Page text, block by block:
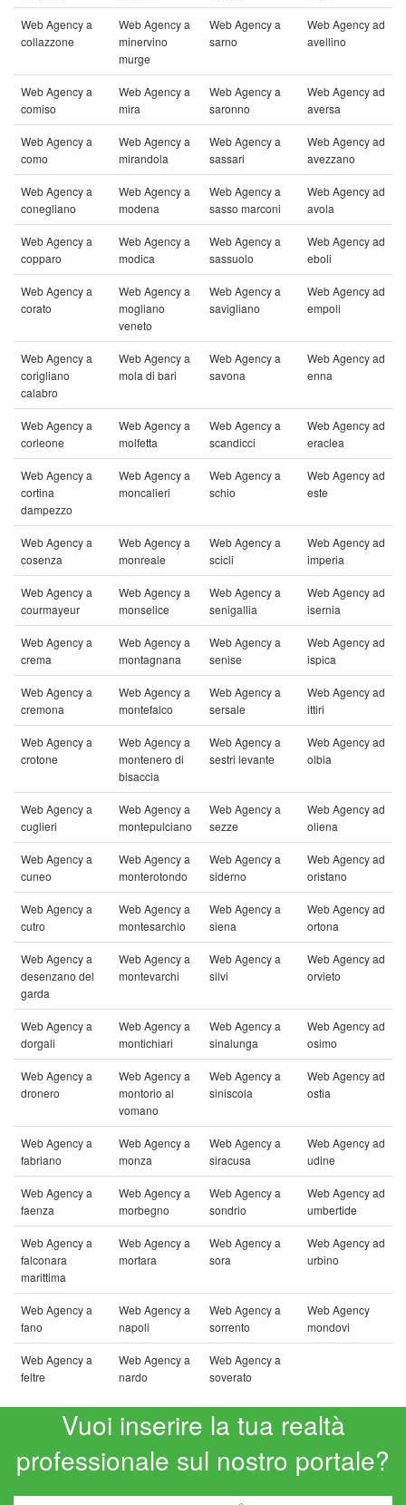
Web Agency a
collazzone
Web Agency a
minervino
murge
Web Agency a
sarno
Web Agency ad
avellino
Web Agency a
comiso
Web Agency a
mira
Web Agency a
saronno
Web Agency ad
aversa
Web Agency a
como
Web Agency a
mirandola
Web Agency a
sassari
Web Agency ad
avezzano
Web Agency a
conegliano
Web Agency a
modena
Web Agency a
sasso marconi
Web Agency ad
avola
Web Agency a
copparo
Web Agency a
modica
Web Agency a
sassuolo
Web Agency ad
eboli
Web Agency a
corato
Web Agency a
mogliano
veneto
Web Agency a
savigliano
Web Agency ad
empoli
Web Agency a
corigliano
calabro
Web Agency a
mola di bari
Web Agency a
savona
Web Agency ad
enna
Web Agency a
corleone
Web Agency a
molfetta
Web Agency a
scandicci
Web Agency ad
eraclea
Web Agency a
cortina
dampezzo
Web Agency a
moncalieri
Web Agency a
schio
Web Agency ad
este
Web Agency a
cosenza
Web Agency a
monreale
Web Agency a
scicli
Web Agency ad
imperia
Web Agency a
courmayeur
Web Agency a
monselice
Web Agency a
senigallia
Web Agency ad
isernia
Web Agency a
crema
Web Agency a
montagnana
Web Agency a
senise
Web Agency ad
ispica
Web Agency a
cremona
Web Agency a
montefalco
Web Agency a
sersale
Web Agency ad
ittiri
Web Agency a
crotone
Web Agency a
montenero di
bisaccia
Web Agency a
sestri levante
Web Agency ad
olbia
Web Agency a
cuglieri
Web Agency a
montepulciano
Web Agency a
sezze
Web Agency ad
oliena
Web Agency a
cuneo
Web Agency a
monterotondo
Web Agency a
siderno
Web Agency ad
oristano
Web Agency a
cutro
Web Agency a
montesarchio
Web Agency a
siena
Web Agency ad
ortona
Web Agency a
desenzano del
garda
Web Agency a
montevarchi
Web Agency a
silvi
Web Agency ad
orvieto
Web Agency a
dorgali
Web Agency a
montichiari
Web Agency a
sinalunga
Web Agency ad
osimo
Web Agency a
dronero
Web Agency a
montorio al
vomano
Web Agency a
siniscola
Web Agency ad
ostia
Web Agency a
fabriano
Web Agency a
monza
Web Agency a
siracusa
Web Agency ad
udine
Web Agency a
faenza
Web Agency a
morbegno
Web Agency a
sondrio
Web Agency ad
umbertide
Web Agency a
falconara
marittima
Web Agency a
mortara
Web Agency a
sora
Web Agency ad
urbino
Web Agency a
fano
Web Agency a
napoli
Web Agency a
sorrento
Web Agency
mondovi
Web Agency a
feltre
Web Agency a
nardo
Web Agency a
soverato
Vuoi inserire la tua realtà
professionale sul nostro portale?